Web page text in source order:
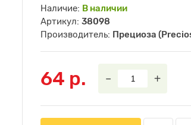
Наличие: В наличии
Артикул: 38098
Производитель: Прециоза
64 р. – +